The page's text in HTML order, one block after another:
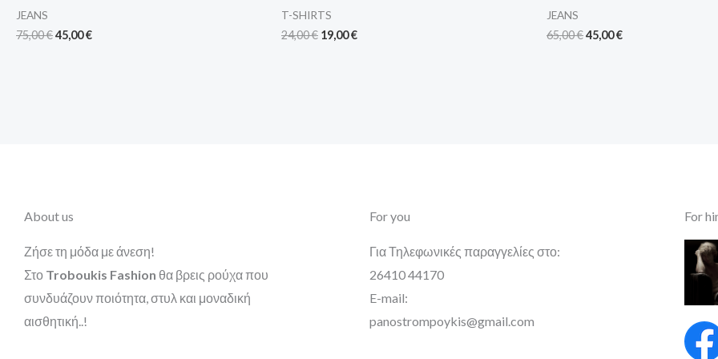
JEANS
75,00€45,00€
T-SHIRTS
24,00€ 19,00€
JEANS
65,00€45,00€
About us
Ζήσε τη μόδα με άνεση!
Στο Troboukis Fashion θα βρεις ρούχα που
συνδυάζουν ποιότητα, στυλ και μοναδική
αισθητική..!
For you
Για Τηλεφωνικές παραγγελίες στο:
26410 44170
E-mail:
panostrompoykis@gmail.com
For